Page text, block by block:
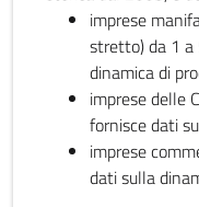
imprese
stretto) da 1
dinamica di
imprese delle
fornisce dati
imprese
dati sulla